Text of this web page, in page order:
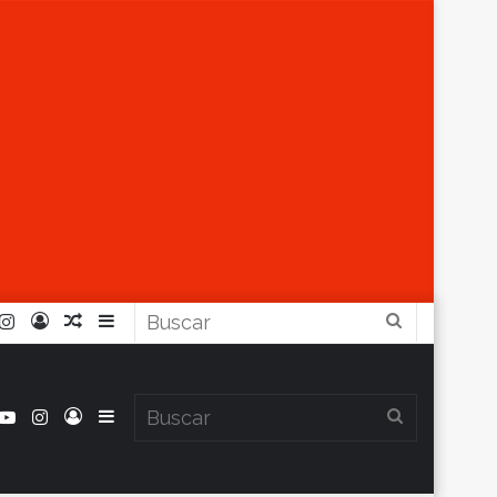
Barra
Artículo
Iniciar
Instagram
Barra
Iniciar
Instagram
YouTube